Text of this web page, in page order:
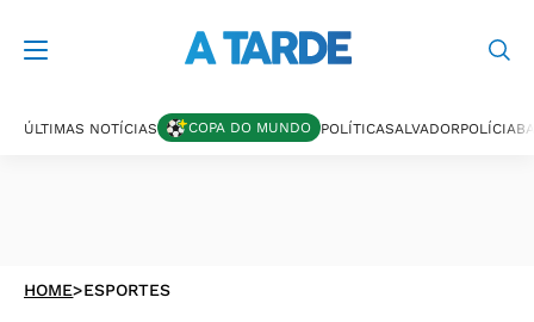
ÚLTIMAS NOTÍCIAS COPA DO MUNDO POLÍTICASALVADORPOLÍCIA
HOME>ESPORTES